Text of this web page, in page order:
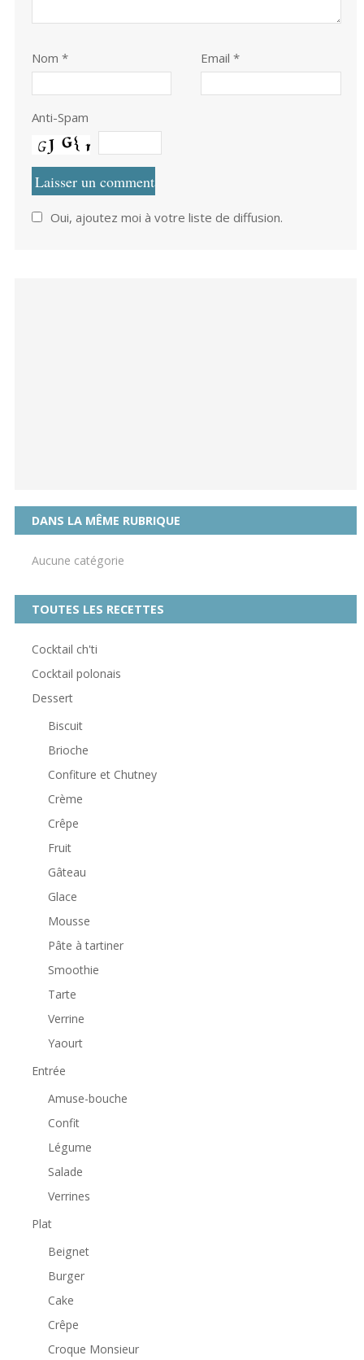
Nom * Email *
Anti-Spam
Oui, ajoutez moi à votre liste de diffusion.
DANS LA MÊME RUBRIQUE
Aucune catégorie
TOUTES LES RECETTES
Cocktail ch'ti
Cocktail polonais
Dessert
Biscuit
Brioche
Confiture et Chutney
Crème
Crêpe
Fruit
Gâteau
Glace
Mousse
Pâte à tartiner
Smoothie
Tarte
Verrine
Yaourt
Entrée
Amuse-bouche
Confit
Légume
Salade
Verrines
Plat
Beignet
Burger
Cake
Crêpe
Croque Monsieur